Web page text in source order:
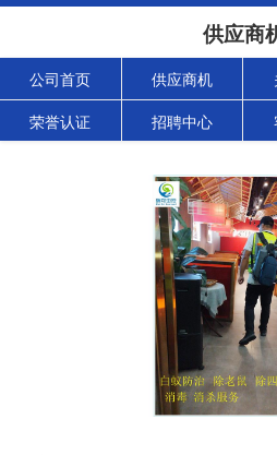
供应商
公司首页 供应商机
荣誉认证 招聘中心